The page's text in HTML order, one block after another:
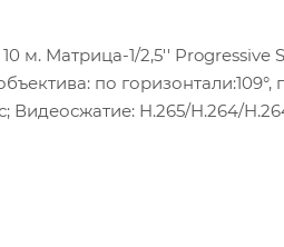
по горизонтали:109°,